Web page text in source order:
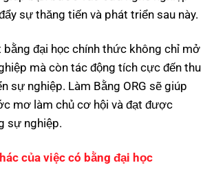
sự thăng tiến và phát triển sau này.
đại học chính thức không chỉ mở
mà còn tác động tích cực đến thu
sự nghiệp. Làm Bằng ORG sẽ giúp
mơ làm chủ cơ hội và đạt được
sự nghiệp.
của việc có bằng đại học